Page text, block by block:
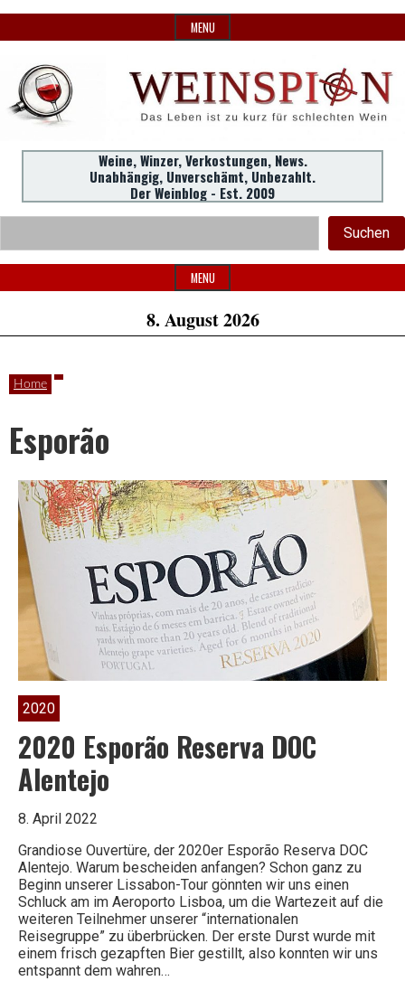
to
MENU
WeinSpion
|
Das
Leben
ist
zu
kurz
für
schlechten
Wein
Weine,
Winzer,
Verkostungen.
Header
Widget
Area
Weine, Winzer, Verkostungen, News.
Unabhängig, Unverschämt, Unbezahlt.
Der Weinblog - Est. 2009
Suchen
MENU
8. August 2026
Home
Esporão
2020
2020 Esporão Reserva DOC
Alentejo
8. April 2022
Grandiose Ouvertüre, der 2020er Esporão Reserva DOC
Alentejo. Warum bescheiden anfangen? Schon ganz zu
Beginn unserer Lissabon-Tour gönnten wir uns einen
Schluck am im Aeroporto Lisboa, um die Wartezeit auf die
weiteren Teilnehmer unserer “internationalen
Reisegruppe” zu überbrücken. Der erste Durst wurde mit
einem frisch gezapften Bier gestillt, also konnten wir uns
entspannt dem wahren…